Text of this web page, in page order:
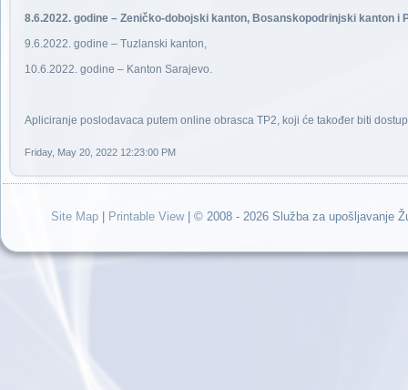
8.6.2022. godine – Zeničko-dobojski kanton, Bosanskopodrinjski kanton i
9.6.2022. godine – Tuzlanski kanton,
10.6.2022. godine – Kanton Sarajevo.
Apliciranje poslodavaca putem online obrasca TP2, koji će također biti
Friday, May 20, 2022 12:23:00 PM
Site Map Printable View| © 2008 - 2026 Služba za upošljavanje